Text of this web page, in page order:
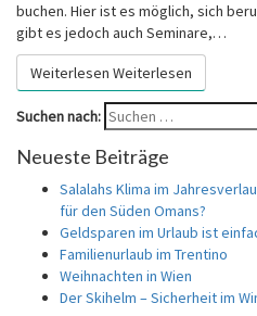
buchen. Hier ist es möglich, sich
gibt es jedoch auch Seminare,…
Weiterlesen Weiterlesen
Suchen nach:
Neueste Beiträge
Salalahs Klima im
für den Süden Omans?
Geldsparen im Urlaub ist
Familienurlaub im Trentino
Weihnachten in Wien
Der Skihelm – Sicherheit im